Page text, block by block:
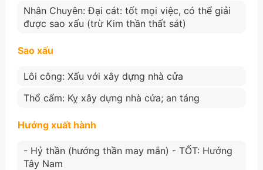
Nhân Chuyên: Đại cát: tốt mọi việc, có thể giải
được sao xấu (trừ Kim thần thất sát)
Sao xấu
Lôi công: Xấu với xây dựng nhà cửa
Thổ cẩm: Kỵ xây dựng nhà cửa; an táng
Hướng xuất hành
- Hỷ thần (hướng thần may mắn) - TỐT: Hướng
Tây Nam